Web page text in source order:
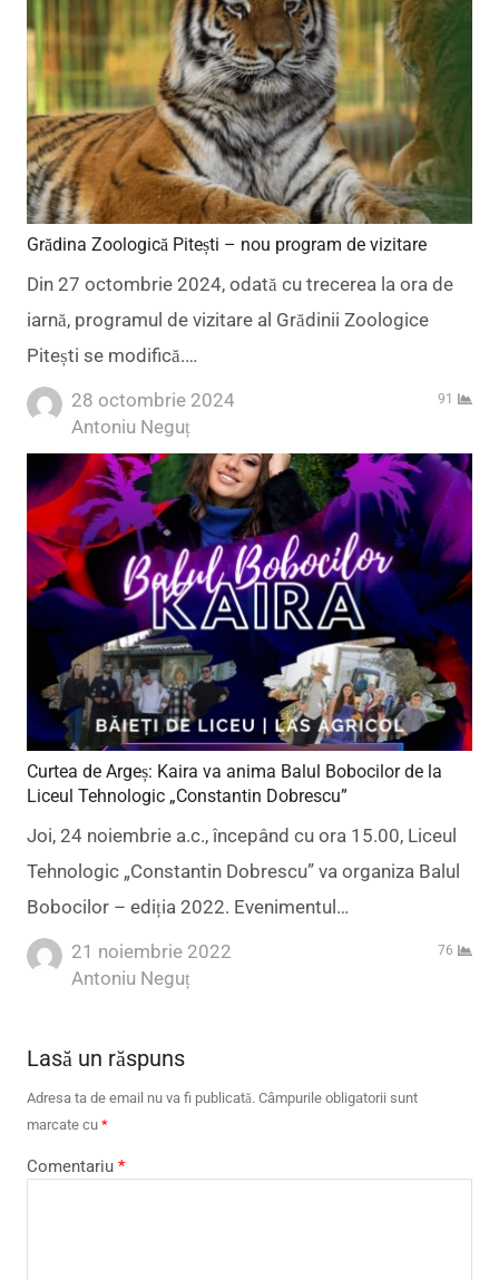
Grădina Zoologică Pitești – nou program de vizitare
Din 27 octombrie 2024, odată cu trecerea la ora de
iarnă, programul de vizitare al Grădinii Zoologice
Pitești se modifică.…
28 octombrie 2024
Author
Antoniu Neguț
91
Curtea de Argeș: Kaira va anima Balul Bobocilor de la
Liceul Tehnologic „Constantin Dobrescu”
Joi, 24 noiembrie a.c., începând cu ora 15.00, Liceul
Tehnologic „Constantin Dobrescu” va organiza Balul
Bobocilor – ediția 2022. Evenimentul…
21 noiembrie 2022
Author
Antoniu Neguț
76
Lasă un răspuns
Adresa ta de email nu va fi publicată. Câmpurile obligatorii sunt
marcate cu *
Comentariu *